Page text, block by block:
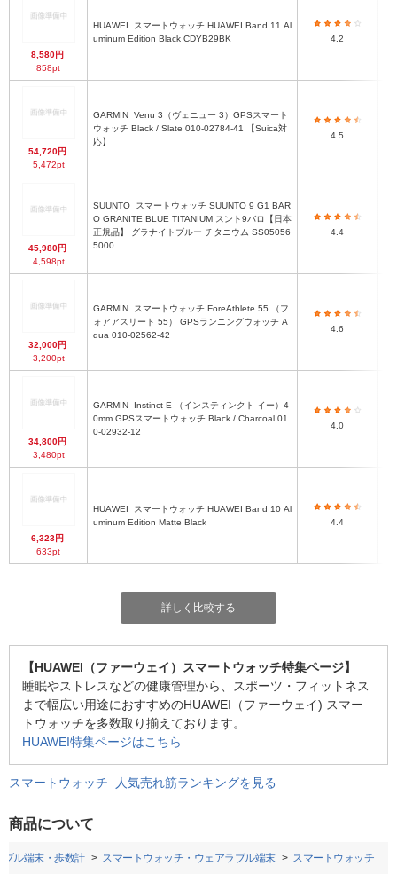
8,580円
858pt
HUAWEI
uminum Edition Black CDYB29BK
4.2
54,720円
5,472pt
GARMIN
ウォッチ Black / Slate 010-02784-41 【Suica対
応】
4.5
45,980円
4,598pt
SUUNTO
O GRANITE BLUE TITANIUM スント9バロ【日本
正規品】 グラナイトブルー チタニウム SS05056
5000
4.4
32,000円
3,200pt
GARMIN
ォアアスリート 55） GPSランニングウォッチ A
qua 010-02562-42
4.6
34,800円
3,480pt
GARMIN
0mm GPSスマートウォッチ Black / Charcoal 01
0-02932-12
4.0
6,323円
633pt
HUAWEI
uminum Edition Matte Black
4.4
詳しく比較する
【HUAWEI（ファーウェイ）スマートウォッチ特集ページ】
睡眠やストレスなどの健康管理から、スポーツ・フィットネス
まで幅広い用途におすすめのHUAWEI（ファーウェイ) スマー
トウォッチを多数取り揃えております。
HUAWEI特集ページはこちら
スマートウォッチ 人気売れ筋ランキングを見る
商品について
ル端末・歩数計 スマートウォッチ・ウェアラブル端末 スマートウォッチ